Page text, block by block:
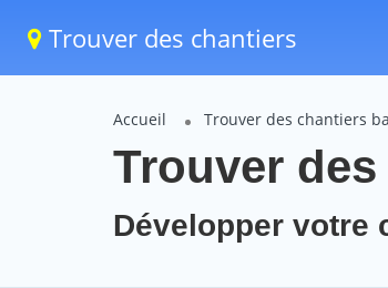
Trouver des chantiers
Accueil Trouver des chantiers
Trouver
Développer votre